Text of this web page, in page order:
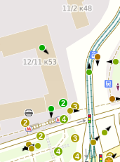
3
4
2
2
2
4
3
4 2